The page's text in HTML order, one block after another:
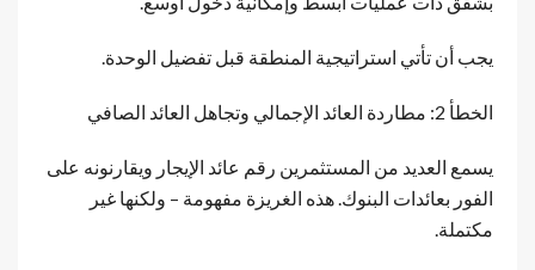
يجب أن تأتي استراتيجية المنطقة قبل تفضيل الوحدة.
الخطأ 2: مطاردة العائد الإجمالي وتجاهل العائد الصافي
يسمع العديد من المستثمرين رقم عائد الإيجار ويقارنونه على
الفور بعائدات البنوك. هذه الغريزة مفهومة – ولكنها غير
مكتملة.